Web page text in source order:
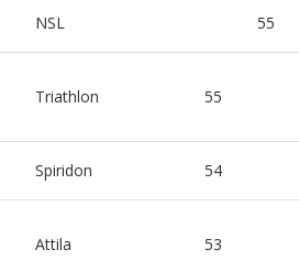
NSL 55
Triathlon 55
Spiridon 54
Attila 53